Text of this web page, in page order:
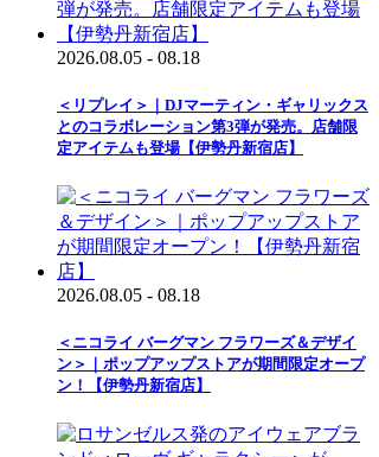
2026.08.05 - 08.18
＜リプレイ＞｜DJマーティン・ギャリックス
とのコラボレーション第3弾が発売。店舗限
定アイテムも登場【伊勢丹新宿店】
2026.08.05 - 08.18
＜ニコライ バーグマン フラワーズ＆デザイ
ン＞｜ポップアップストアが期間限定オープ
ン！【伊勢丹新宿店】